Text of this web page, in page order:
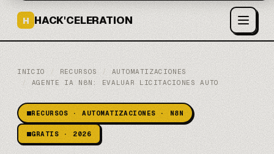
H HACK'CELERATION
INICIO / RECURSOS /
AUTOMATIZACIONES
/
AGENTE IA N8N: EVALUAR LICITACIONES AUTO
RECURSOS · AUTOMATIZACIONES · N8N
GRATIS · 2026